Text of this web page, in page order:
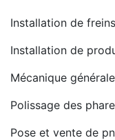
Installation de freins
Installation de
Mécanique générale
Polissage des
Pose et vente de